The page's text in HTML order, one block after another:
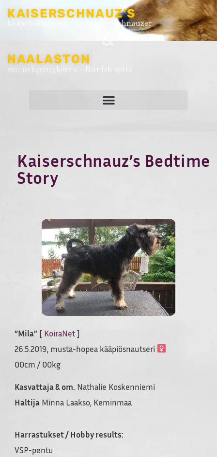
KAISERSCHNAUZ'S
kääpiösnautseri - miniature schnauzer
&
NAALASTON
suomenpystykorva - finnish spitz
Kaiserschnauz’s Bedtime
Story
“Mila” [ KoiraNet]
26.5.2019, musta-hopea kääpiösnautseri
00cm / 00kg
Kasvattaja & om. Nathalie Koskenniemi
Haltija Minna Laakso, Keminmaa
Harrastukset / Hobby results:
VSP-pentu